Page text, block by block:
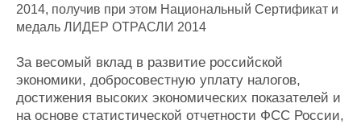
2014, получив при этом Национальный Сертификат и
медаль ЛИДЕР ОТРАСЛИ 2014
За весомый вклад в развитие российской
экономики, добросовестную уплату налогов,
достижения высоких экономических показателей и
на основе статистической отчетности ФСС России,